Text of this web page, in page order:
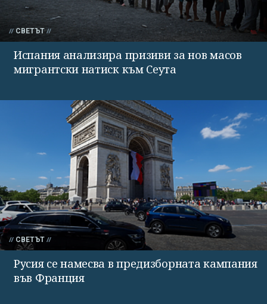
СВЕТЪТ
Испания анализира призиви за нов масов
мигрантски натиск към Сеута
СВЕТЪТ
Русия се намесва в предизборната кампания
във Франция